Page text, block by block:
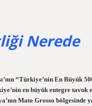
Nerede
“Türkiye’nin En Büyük
en büyük entegre tavuk
Mato Grosso bölgesinde